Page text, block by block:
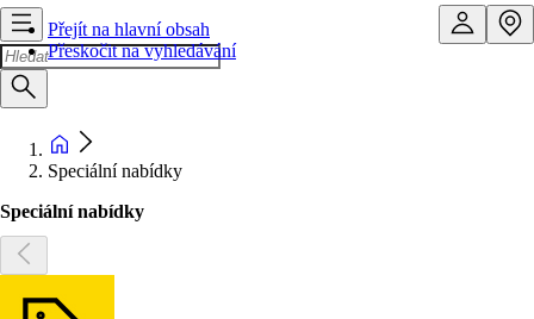
Přejít na hlavní obsah
Přeskočit na vyhledávání
Speciální nabídky
Speciální nabídky